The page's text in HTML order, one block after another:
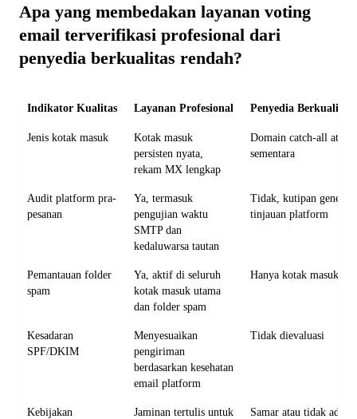
Apa yang membedakan layanan voting
email terverifikasi profesional dari
penyedia berkualitas rendah?
Indikator Kualitas Layanan Profesional Penyedia Berkualitas
Jenis kotak masuk
Kotak masuk
persisten nyata,
rekam MX lengkap
Domain catch-all atau
sementara
Audit platform pra-
pesanan
Ya, termasuk
pengujian waktu
SMTP dan
kedaluwarsa tautan
Tidak, kutipan generik
tinjauan platform
Pemantauan folder
spam
Ya, aktif di seluruh
kotak masuk utama
dan folder spam
Hanya kotak masuk
Kesadaran
SPF/DKIM
Menyesuaikan
pengiriman
berdasarkan kesehatan
email platform
Tidak dievaluasi
Kebijakan
Jaminan tertulis untuk
Samar atau tidak ada